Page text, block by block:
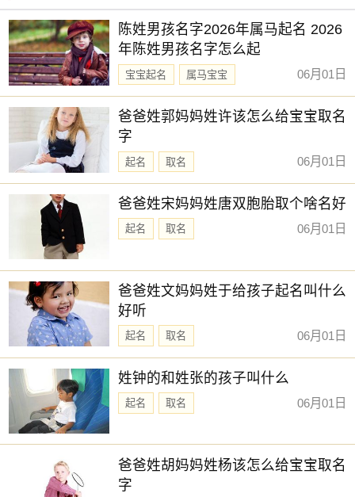
陈姓男孩名字2026年属马起名 2026
年陈姓男孩名字怎么起
宝宝起名
属马宝宝
新生儿取名
06月01日
爸爸姓郭妈妈姓许该怎么给宝宝取名
字
起名 取名 06月01日
爸爸姓宋妈妈姓唐双胞胎取个啥名好
起名 取名 06月01日
爸爸姓文妈妈姓于给孩子起名叫什么
好听
起名 取名 06月01日
姓钟的和姓张的孩子叫什么
起名 取名 06月01日
爸爸姓胡妈妈姓杨该怎么给宝宝取名
字